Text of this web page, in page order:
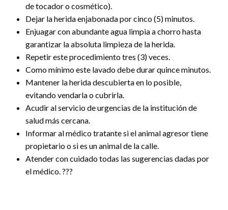
de tocador o cosmético).
Dejar la herida enjabonada por cinco (5) minutos.
Enjuagar con abundante agua limpia a chorro hasta
garantizar la absoluta limpieza de la herida.
Repetir este procedimiento tres (3) veces.
Como mínimo este lavado debe durar quince minutos.
Mantener la herida descubierta en lo posible,
evitando vendarla o cubrirla.
Acudir al servicio de urgencias de la institución de
salud más cercana.
Informar al médico tratante si el animal agresor tiene
propietario o si es un animal de la calle.
Atender con cuidado todas las sugerencias dadas por
el médico. ???